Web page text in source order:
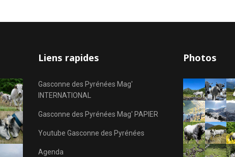
Liens rapides
Gasconne des Pyrénées Mag'
INTERNATIONAL
Gasconne des Pyrénées Mag' PAPIER
Youtube Gasconne des Pyrénées
Agenda
Photos